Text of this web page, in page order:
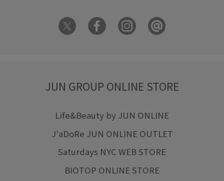
JUN GROUP ONLINE STORE
Life&Beauty by JUN ONLINE
J'aDoRe JUN ONLINE OUTLET
Saturdays NYC WEB STORE
BIOTOP ONLINE STORE